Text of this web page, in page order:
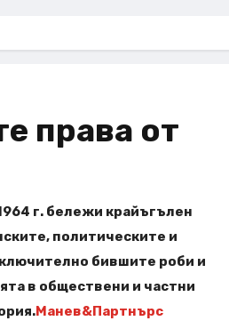
права от
г. бележи крайъгълен
политическите и
бившите роби и
в обществени и частни
Манев&Партнърс